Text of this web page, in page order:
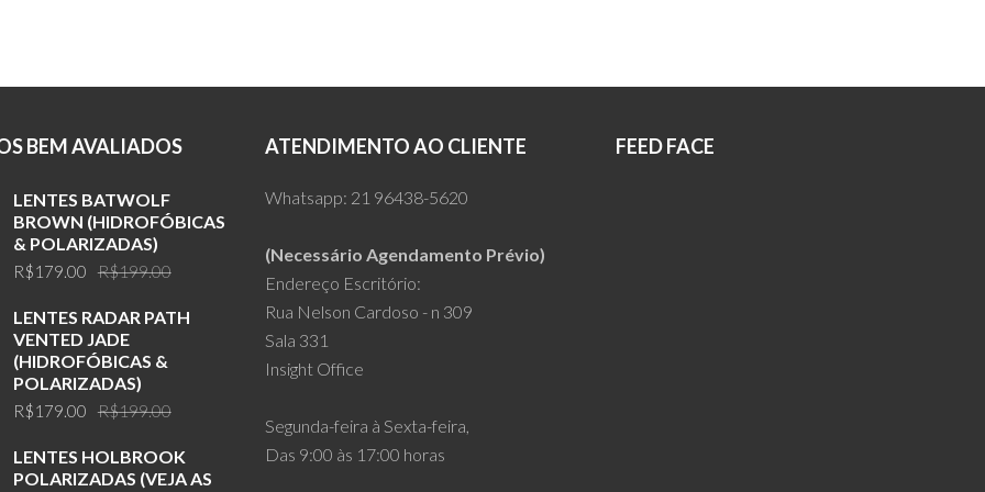
BEM AVALIADOS
LENTES BATWOLF
BROWN (HIDROFÓBICAS
& POLARIZADAS)
R$199.00Original
was:
R$179.00
Current
is:
LENTES RADAR PATH
VENTED JADE
(HIDROFÓBICAS &
POLARIZADAS)
R$199.00Original
was:
R$199.00.
R$179.00
Current
is:
R$179.00.
LENTES HOLBROOK
POLARIZADAS (VEJA AS
ATENDIMENTO AO CLIENTE
Whatsapp: 21 96438-5620
(Necessário Agendamento Prévio)
Endereço Escritório:
Rua Nelson Cardoso - n 309
Sala 331
Insight Office
Segunda-feira à Sexta-feira,
Das 9:00 às 17:00 horas
FEED FACE